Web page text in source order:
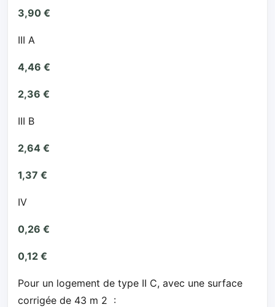
3,90 €
III A
4,46 €
2,36 €
III B
2,64 €
1,37 €
IV
0,26 €
0,12 €
Pour un logement de type II C, avec une surface
corrigée de 43 m 2 :